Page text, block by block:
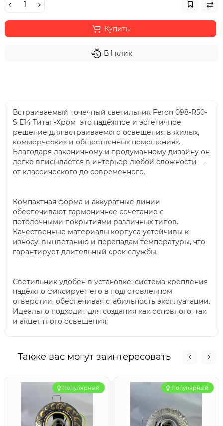
Купить
В 1 клик
Встраиваемый точечный светильник Feron 098-R50-
S E14 Титан-Хром это надёжное и эстетичное
решение для встраиваемого освещения в жилых,
коммерческих и общественных помещениях.
Благодаря лаконичному и продуманному дизайну он
легко вписывается в интерьер любой сложности —
от классического до современного.
Компактная форма и аккуратные линии
обеспечивают гармоничное сочетание с
потолочными покрытиями различных типов.
Качественные материалы корпуса устойчивы к
износу, выцветанию и перепадам температуры, что
гарантирует длительный срок службы.
Светильник удобен в установке: система крепления
надёжно фиксирует его в подготовленном
отверстии, обеспечивая стабильность эксплуатации.
Идеально подходит для создания как основного, так
и акцентного освещения.
Также вас могут заинтересовать
Популярный Популярный